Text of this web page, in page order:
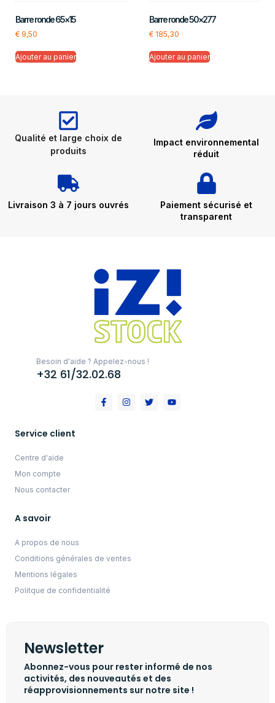
Barre ronde 65×15
€ 9,50
Ajouter au panier
Barre ronde 50×277
€185,30
Ajouter au panier
Qualité et large choix de
produits
Impact environnemental
réduit
Livraison 3 à 7 jours ouvrés
Paiement sécurisé et
transparent
Besoin d'aide ? Appelez-nous !
+32 61/32.02.68
Service client
Centre d'aide
Mon compte
Nous contacter
A savoir
A propos de nous
Conditions générales de ventes
Mentions légales
Politque de confidentialité
Newsletter
Abonnez-vous pour rester informé de nos
activités, des nouveautés et des
réapprovisionnements sur notre site !